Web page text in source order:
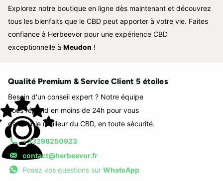
Explorez notre boutique en ligne dès maintenant et découvrez
tous les bienfaits que le CBD peut apporter à votre vie. Faites
confiance à Herbeevor pour une expérience CBD
exceptionnelle à Meudon !
Qualité Premium & Service Client 5 étoiles
Besoin d'un conseil expert ? Notre équipe
vous répond en moins de 24h pour vous
garantir le meilleur du CBD, en toute sécurité.
+33298250923
contact@herbeevor.fr
Posez vos questions surWhatsApp